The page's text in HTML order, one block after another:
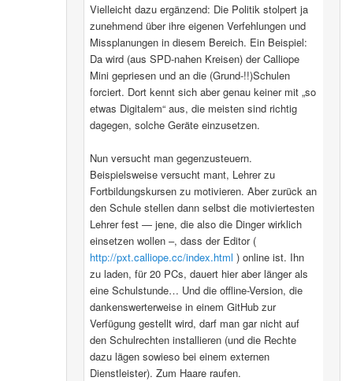
Vielleicht dazu ergänzend: Die Politik stolpert ja
zunehmend über ihre eigenen Verfehlungen und
Missplanungen in diesem Bereich. Ein Beispiel:
Da wird (aus SPD-nahen Kreisen) der Calliope
Mini gepriesen und an die (Grund-!!)Schulen
forciert. Dort kennt sich aber genau keiner mit „so
etwas Digitalem“ aus, die meisten sind richtig
dagegen, solche Geräte einzusetzen.
Nun versucht man gegenzusteuern.
Beispielsweise versucht mant, Lehrer zu
Fortbildungskursen zu motivieren. Aber zurück an
den Schule stellen dann selbst die motiviertesten
Lehrer fest — jene, die also die Dinger wirklich
einsetzen wollen –, dass der Editor (
http://pxt.calliope.cc/index.html ) online ist. Ihn
zu laden, für 20 PCs, dauert hier aber länger als
eine Schulstunde… Und die offline-Version, die
dankenswerterweise in einem GitHub zur
Verfügung gestellt wird, darf man gar nicht auf
den Schulrechten installieren (und die Rechte
dazu lägen sowieso bei einem externen
Dienstleister). Zum Haare raufen.